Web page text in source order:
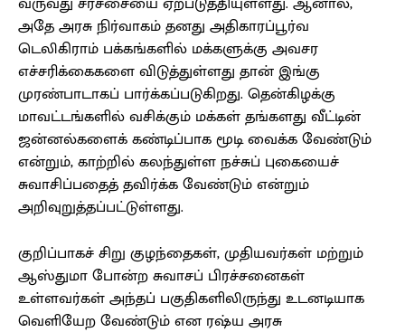
அதே அரசு நிர்வாகம் தனது அதிகாரப்பூர்வ
டெலிகிராம் பக்கங்களில் மக்களுக்கு அவசர
எச்சரிக்கைகளை விடுத்துள்ளது தான் இங்கு
முரண்பாடாகப் பார்க்கப்படுகிறது. தென்கிழக்கு
மாவட்டங்களில் வசிக்கும் மக்கள் தங்களது வீட்டின்
ஜன்னல்களைக் கண்டிப்பாக மூடி வைக்க வேண்டும்
என்றும், காற்றில் கலந்துள்ள நச்சுப் புகையைச்
சுவாசிப்பதைத் தவிர்க்க வேண்டும் என்றும்
அறிவுறுத்தப்பட்டுள்ளது.
குறிப்பாகச் சிறு குழந்தைகள், முதியவர்கள் மற்றும்
ஆஸ்துமா போன்ற சுவாசப் பிரச்சனைகள்
உள்ளவர்கள் அந்தப் பகுதிகளிலிருந்து உடனடியாக
வெளியேற வேண்டும் என ரஷ்ய அரசு